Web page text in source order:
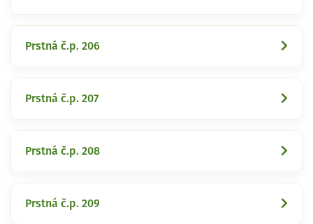
Prstná č.p. 206
Prstná č.p. 207
Prstná č.p. 208
Prstná č.p. 209